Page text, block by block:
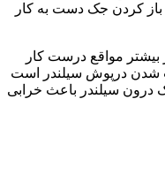
باز کردن جک دست به کار
مواقع درست کار
شدن درپوش سیلندر است
درون سیلندر باعث خرابی